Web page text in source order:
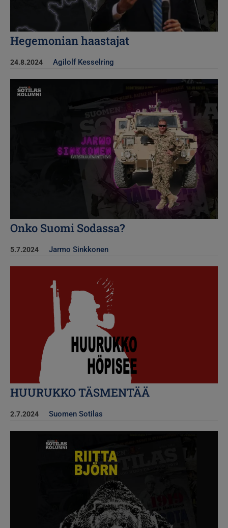
Hegemonian haastajat
24.8.2024 Agilolf Kesselring
Kuva
Onko Suomi Sodassa?
5.7.2024 Jarmo Sinkkonen
HUURUKKO TÄSMENTÄÄ
2.7.2024 Suomen Sotilas
Nouseeko kotka lentoon?
Agilolf Kesselring